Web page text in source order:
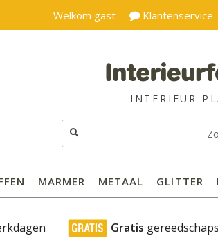
Welkom gast Klantenservice
Zoeken
naar:
MARMER METAAL GLITTER
Gratis